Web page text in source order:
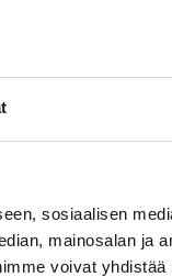
sosiaalisen
mainosalan ja
voivat